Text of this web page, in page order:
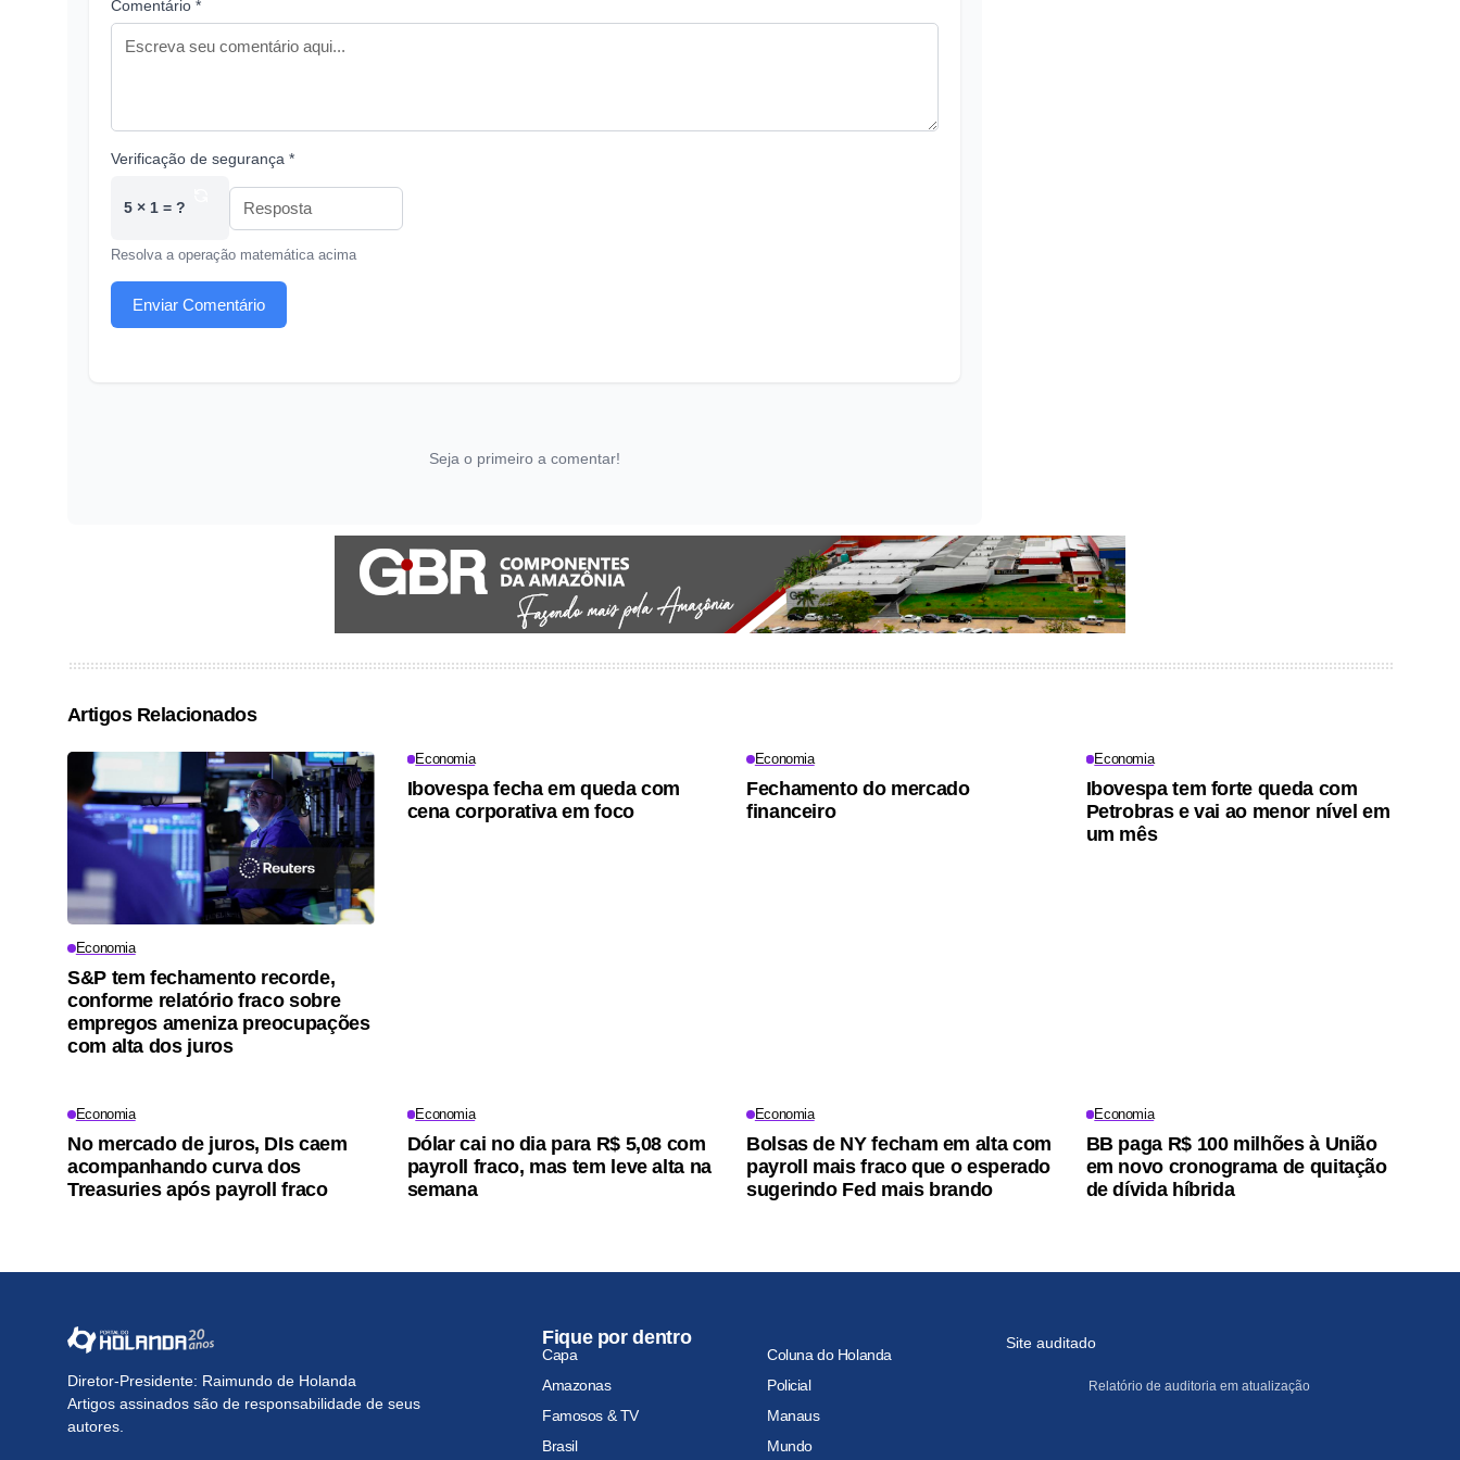
Comentário *
Verificação de segurança *
5 × 1 = ?
Resolva a operação matemática acima
Enviar Comentário
Seja o primeiro a comentar!
Artigos Relacionados
Economia
S&P tem fechamento recorde,
conforme relatório fraco sobre
empregos ameniza preocupações
com alta dos juros
Economia
Ibovespa fecha em queda com
cena corporativa em foco
Economia
Fechamento do mercado
financeiro
Economia
Ibovespa tem forte queda com
Petrobras e vai ao menor nível em
um mês
Economia
No mercado de juros, DIs caem
acompanhando curva dos
Treasuries após payroll fraco
Economia
Dólar cai no dia para R$ 5,08 com
payroll fraco, mas tem leve alta na
semana
Economia
Bolsas de NY fecham em alta com
payroll mais fraco que o esperado
sugerindo Fed mais brando
Economia
BB paga R$ 100 milhões à União
em novo cronograma de quitação
de dívida híbrida
Diretor-Presidente: Raimundo de Holanda
Artigos assinados são de responsabilidade de seus
autores.
Fique por dentro
Capa
Coluna do Holanda
Amazonas
Policial
Famosos & TV
Manaus
Brasil
Mundo
Site auditado
Relatório de auditoria em atualização